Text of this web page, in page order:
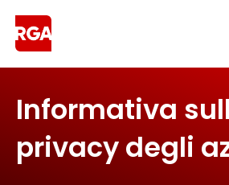
Informativa
privacy degli